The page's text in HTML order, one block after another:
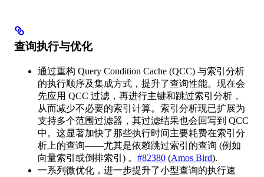
查询执行与优化
通过重构 Query Condition Cache (QCC) 与索引分析
的执行顺序及集成方式，提升了查询性能。现在会
先应用 QCC 过滤，再进行主键和跳过索引分析，
从而减少不必要的索引计算。索引分析现已扩展为
支持多个范围过滤器，其过滤结果也会回写到 QCC
中。这显著加快了那些执行时间主要耗费在索引分
析上的查询——尤其是依赖跳过索引的查询 (例如
向量索引或倒排索引) 。 #82380 (Amos Bird).
一系列微优化，进一步提升了小型查询的执行速